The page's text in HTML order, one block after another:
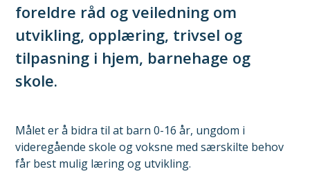
foreldre råd og veiledning om
utvikling, opplæring, trivsel og
tilpasning i hjem, barnehage og
skole.
Målet er å bidra til at barn 0-16 år, ungdom i
videregående skole og voksne med særskilte behov
får best mulig læring og utvikling.